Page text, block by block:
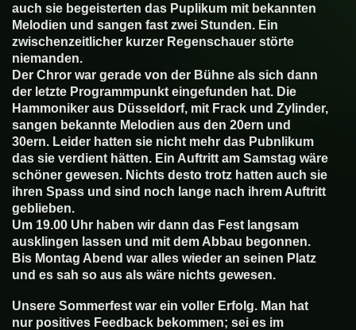
auch sie begeisterten das Puplikum mit bekannten
Melodien und sangen fast zwei Stunden. Ein
zwischenzeitlicher kurzer Regenschauer störte
niemanden.
Der Chror war gerade von der Bühne als sich dann
der letzte Programmpunkt eingefunden hat. Die
Hammoniker aus Düsseldorf, mit Frack und Zylinder,
sangen bekannte Melodien aus den 20ern und
30ern. Leider hatten sie nicht mehr das Pubnlikum
das sie verdient hätten. Ein Auftritt am Samstag wäre
schöner gewesen. Nichts desto trotz hatten auch sie
ihren Spass und sind noch lange nach ihrem Auftritt
geblieben.
Um 19.00 Uhr haben wir dann das Fest langsam
ausklingen lassen und mit dem Abbau begonnen.
Bis Montag Abend war alles wieder an seinen Platz
und es sah so aus als wäre nichts gewesen.
Unsere Sommerfest war ein voller Erfolg. Man hat
nur positives Feedback bekommen; sei es im